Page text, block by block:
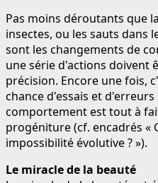
Pas moins déroutants que
insectes, ou les sauts dans
sont les changements de
une série d'actions doivent
précision. Encore une fois,
chance d'essais et d'erreurs
comportement est tout à
progéniture (cf. encadrés «
impossibilité évolutive ? »).
Le miracle de la beauté